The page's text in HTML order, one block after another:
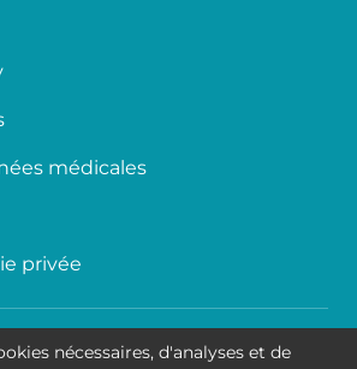
médicales
privée
nécessaires, d'analyses et de